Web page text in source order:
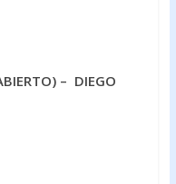
– DIEGO